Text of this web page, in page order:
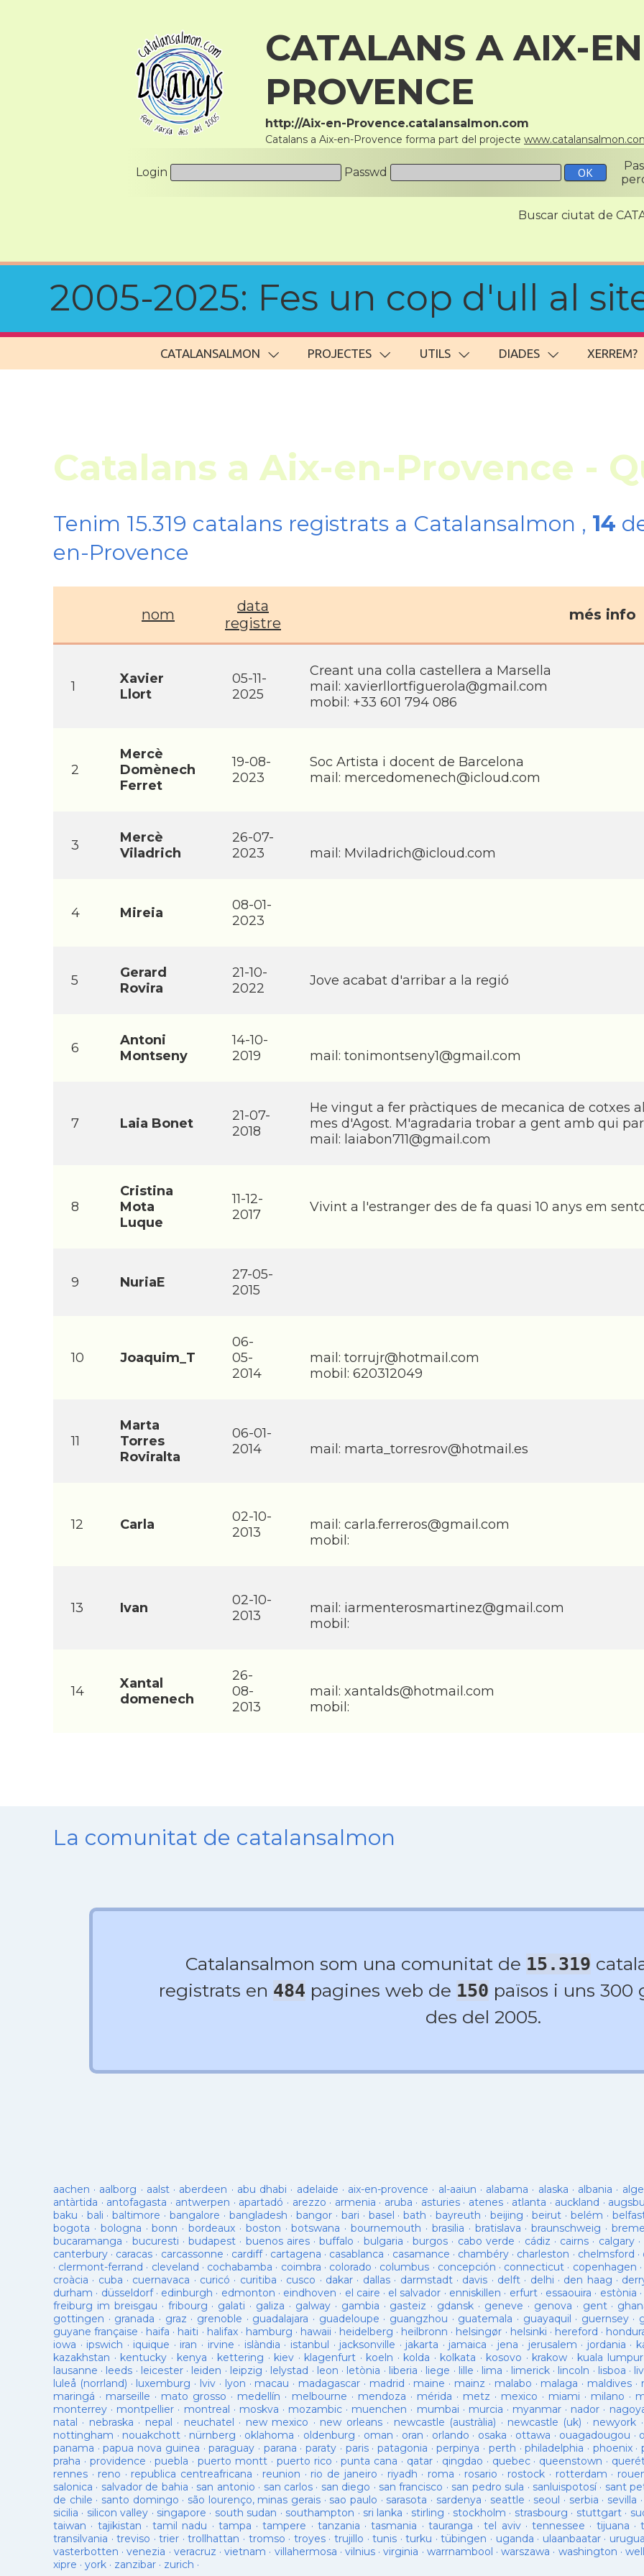
CATALANS A AIX-
PROVENCE
http://Aix-en-Provence.catalansalmon.com
Catalans a Aix-en-Provence forma part del projecte
Login Passwd
Buscar ciutat de
2005-2025: Fes un cop d'ull al
CATALANSALMON PROJECTES UTILS DIADES XERREM?
Catalans a Aix-en-Provence -
Tenim 15.319 catalans registrats a Catalansalmon , 14
en-Provence
nom
data
registre
més info
1
Xavier
Llort
05-11-
2025
Creant una colla castellera a Marsella
mail: xavierllortfiguerola@gmail.com
mobil: +33 601 794 086
2
Mercè
Domènech
Ferret
19-08-
2023
Soc Artista i docent de Barcelona
mail: mercedomenech@icloud.com
3
Mercè
Viladrich
26-07-
2023
mail: Mviladrich@icloud.com
4 Mireia
08-01-
2023
5
Gerard
Rovira
21-10-
2022
Jove acabat d'arribar a la regió
6
Antoni
Montseny
14-10-
2019
mail: tonimontseny1@gmail.com
7 Laia Bonet
21-07-
2018
He vingut a fer pràctiques de mecanica de cotxes
mes d'Agost. M'agradaria trobar a gent amb qui
mail: laiabon711@gmail.com
8
Cristina
Mota
Luque
11-12-
2017
Vivint a l'estranger des de fa quasi 10 anys em
9 NuriaE
27-05-
2015
10 Joaquim_T
06-
05-
2014
mail: torrujr@hotmail.com
mobil: 620312049
11
Marta
Torres
Roviralta
06-01-
2014
mail: marta_torresrov@hotmail.es
12 Carla
02-10-
2013
mail: carla.ferreros@gmail.com
mobil:
13 Ivan
02-10-
2013
mail: iarmenterosmartinez@gmail.com
mobil:
14
Xantal
domenech
26-
08-
2013
mail: xantalds@hotmail.com
mobil:
La comunitat de catalansalmon
Catalansalmon som una comunitat de 15.319
registrats en 484 pagines web de 150 països i uns 300
des del 2005.
aachen · aalborg · aalst· aberdeen · abu dhabi · adelaide · aix-en-provence · al-aaiun · alabama · alaska · albania ·
antàrtida · antofagasta · antwerpen · apartadó · arezzo · armenia · aruba · asturies· atenes · atlanta · auckland ·
baku · bali ·baltimore · bangalore · bangladesh ·bangor · bari · basel ·bath · bayreuth · beijing ·beirut · belém ·
bogota · bologna ·bonn ·bordeaux · boston ·botswana ·bournemouth · brasilia · bratislava ·braunschweig ·
bucaramanga · bucuresti · budapest · buenos aires·buffalo · bulgaria ·burgos · cabo verde · cádiz · cairns · calgary·
canterbury · caracas · carcassonne · cardiff· cartagena · casablanca · casamance · chambéry · charleston · chelmsford ·
· clermont-ferrand · cleveland · cochabamba · coimbra · colorado · columbus · concepción · connecticut · copenhagen ·
croàcia · cuba · cuernavaca · curicó · curitiba · cusco · dakar · dallas· darmstadt· davis · delft· delhi · den haag ·
durham · düsseldorf· edinburgh · edmonton · eindhoven · el caire · el salvador · enniskillen · erfurt· essaouira · estònia ·
freiburg im breisgau · fribourg · galati · galiza · galway· gambia · gasteiz · gdansk · geneve · genova · gent·
gottingen · granada · graz · grenoble · guadalajara · guadeloupe · guangzhou · guatemala · guayaquil · guernsey·
guyane française · haifa · haiti · halifax· hamburg · hawaii · heidelberg · heilbronn · helsingør · helsinki · hereford ·
iowa · ipswich · iquique · iran · irvine · islàndia · istanbul · jacksonville · jakarta · jamaica · jena · jerusalem · jordania ·
kazakhstan · kentucky · kenya · kettering · kiev · klagenfurt · koeln · kolda · kolkata · kosovo · krakow · kuala lumpur
lausanne · leeds · leicester· leiden · leipzig · lelystad · leon · letònia · liberia · liege · lille · lima · limerick· lincoln · lisboa ·
luleå (norrland) · luxemburg · lviv · lyon · macau · madagascar · madrid · maine · mainz · malabo · malaga · maldives ·
maringá · marseille · mato grosso · medellín · melbourne · mendoza · mérida · metz · mexico · miami · milano ·
monterrey · montpellier · montreal · moskva · mozambic · muenchen · mumbai · murcia · myanmar · nador ·
natal · nebraska · nepal · neuchatel · new mexico · new orleans· newcastle (austràlia) · newcastle (uk) · newyork ·
nottingham · nouakchott · nürnberg · oklahoma · oldenburg · oman · oran · orlando · osaka · ottawa · ouagadougou ·
panama ·papua nova guinea ·paraguay · parana ·paraty · paris· patagonia ·perpinya · perth ·philadelphia · phoenix·
praha · providence ·puebla ·puerto montt · puerto rico ·punta cana · qatar · qingdao · quebec· queenstown ·
rennes · reno · republica centreafricana · reunion · rio de janeiro · riyadh · roma · rosario · rostock · rotterdam ·
salonica · salvador de bahia · san antonio · san carlos · san diego · san francisco · san pedro sula · sanluispotosí· sant
de chile · santo domingo · são lourenço, minas gerais· sao paulo · sarasota · sardenya · seattle · seoul · serbia · sevilla ·
sicilia · silicon valley · singapore · south sudan · southampton · sri lanka · stirling · stockholm · strasbourg · stuttgart·
taiwan · tajikistan ·tamil nadu · tampa ·tampere · tanzania ·tasmania · tauranga ·tel aviv·tennessee · tijuana ·
transilvania ·treviso ·trier ·trollhattan · tromso · troyes· trujillo ·tunis ·turku ·tübingen · uganda · ulaanbaatar·
vasterbotten ·venezia · veracruz ·vietnam · villahermosa · vilnius·virginia · warrnambool ·warszawa · washington ·
xipre · york · zanzibar · zurich ·